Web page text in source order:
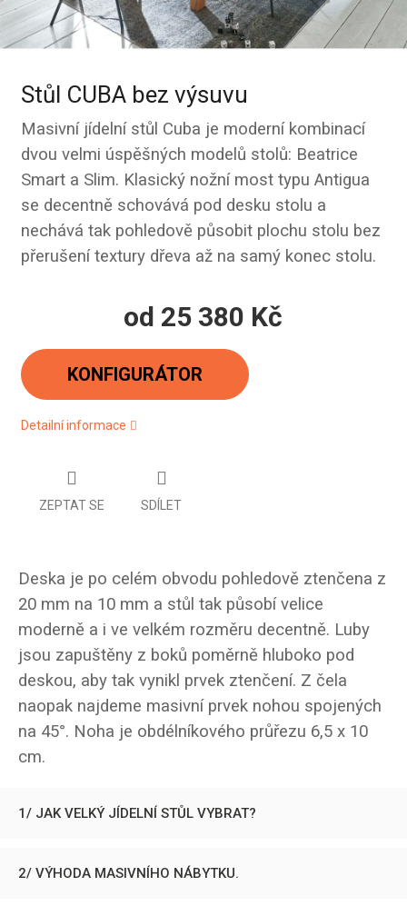
Stůl CUBA bez výsuvu
Masivní jídelní stůl Cuba je moderní kombinací
dvou velmi úspěšných modelů stolů: Beatrice
Smart a Slim. Klasický nožní most typu Antigua
se decentně schovává pod desku stolu a
nechává tak pohledově působit plochu stolu bez
přerušení textury dřeva až na samý konec stolu.
od 25 380 Kč
Měrná
cena:
KONFIGURÁTOR
Detailní informace
ZEPTAT SE SDÍLET
Deska je po celém obvodu pohledově ztenčena z
20 mm na 10 mm a stůl tak působí velice
moderně a i ve velkém rozměru decentně. Luby
jsou zapuštěny z boků poměrně hluboko pod
deskou, aby tak vynikl prvek ztenčení. Z čela
naopak najdeme masivní prvek nohou spojených
na 45°. Noha je obdélníkového průřezu 6,5 x 10
cm.
1/ JAK VELKÝ JÍDELNÍ STŮL VYBRAT?
2/ VÝHODA MASIVNÍHO NÁBYTKU.